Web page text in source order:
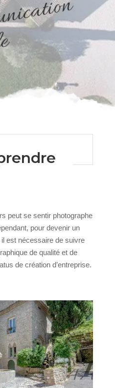
peut se sentir photographe
pour devenir un
est nécessaire de suivre
de qualité et de
de création d’entreprise.